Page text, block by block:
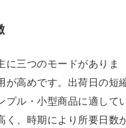
に三つのモードがありま
が高めです。出荷日の短
プル・小型商品に適して
く、時期により所要日数